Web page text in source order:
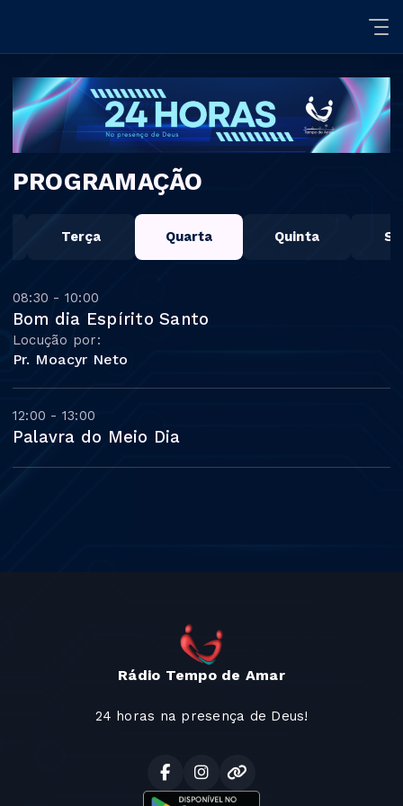
PROGRAMAÇÃO
Terça Quarta Quinta
08:30 - 10:00
Bom dia Espírito Santo
Locução por:
Pr. Moacyr Neto
12:00 - 13:00
Palavra do Meio Dia
Rádio Tempo de Amar
24 horas na presença de Deus!